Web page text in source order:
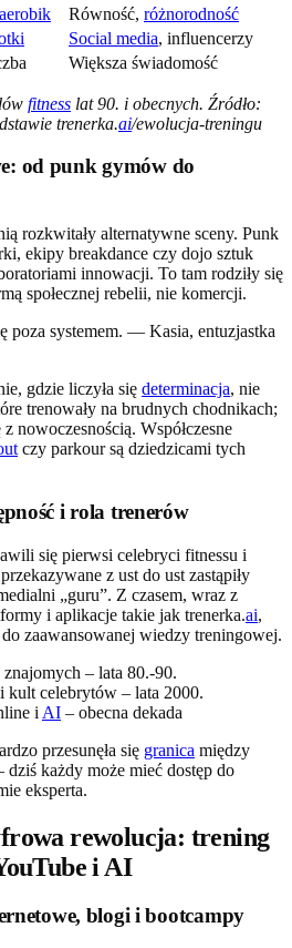
aerobik Równość, różnorodność
Social media, influencerzy
Większa świadomość
fitness lat 90. i obecnych. Źródło:
trenerka.ai/ewolucja-treningu
od punk gymów do
rozkwitały alternatywne sceny. Punk
ekipy breakdance czy dojo sztuk
innowacji. To tam rodziły się
społecznej rebelii, nie komercji.
poza systemem. — Kasia, entuzjastka
gdzie liczyła się determinacja, nie
trenowały na brudnych chodnikach;
nowoczesnością. Współczesne
czy parkour są dziedzicami tych
i rola trenerów
się pierwsi celebryci fitnessu i
przekazywane z ust do ust zastąpiły
„guru”. Z czasem, wraz z
i aplikacje takie jak trenerka.ai,
zaawansowanej wiedzy treningowej.
– lata 80.-90.
celebrytów – lata 2000.
i AI – obecna dekada
przesunęła się granica między
dziś każdy może mieć dostęp do
eksperta.
rewolucja: trening
i AI
blogi i bootcampy